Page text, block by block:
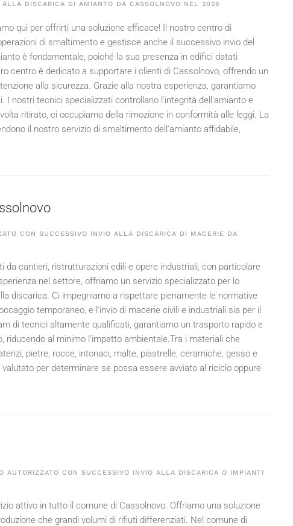
DISCARICA DI AMIANTO DA CASSOLNOVO NEL 2026
qui per offrirti una soluzione efficace! Il nostro centro di
di smaltimento e gestisce anche il successivo invio del
è fondamentale, poiché la sua presenza in edifici datati
centro è dedicato a supportare i clienti di Cassolnovo, offrendo un
alla sicurezza. Grazie alla nostra esperienza, garantiamo
I nostri tecnici specializzati controllano l'integrità dell'amianto e
ritirato, ci occupiamo della rimozione in conformità alle leggi. La
il nostro servizio di smaltimento dell'amianto affidabile,
CON SUCCESSIVO INVIO ALLA DISCARICA DI MACERIE DA
cantieri, ristrutturazioni edili e opere industriali, con particolare
nel settore, offriamo un servizio specializzato per lo
discarica. Ci impegniamo a rispettare pienamente le normative
temporaneo, e l'invio di macerie civili e industriali sia per il
di tecnici altamente qualificati, garantiamo un trasporto rapido e
al minimo l'impatto ambientale.Tra i materiali che
pietre, rocce, intonaci, malte, piastrelle, ceramiche, gesso e
per determinare se possa essere avviato al riciclo oppure
CON SUCCESSIVO INVIO ALLA DISCARICA O IMPIANTI
attivo in tutto il comune di Cassolnovo. Offriamo una soluzione
che grandi volumi di rifiuti differenziati. Nel comune di